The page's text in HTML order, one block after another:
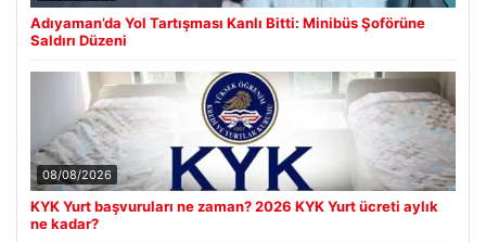
Adıyaman’da Yol Tartışması Kanlı Bitti: Minibüs Şoförüne
Saldırı Düzeni
08/08/2026
KYK Yurt başvuruları ne zaman? 2026 KYK Yurt ücreti aylık
ne kadar?